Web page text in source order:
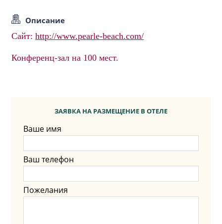
Описание
Сайт:http://www.pearle-beach.com/
Конференц-зал на 100 мест.
ЗАЯВКА НА РАЗМЕЩЕНИЕ В ОТЕЛЕ
Ваше имя
Ваш телефон
Пожелания